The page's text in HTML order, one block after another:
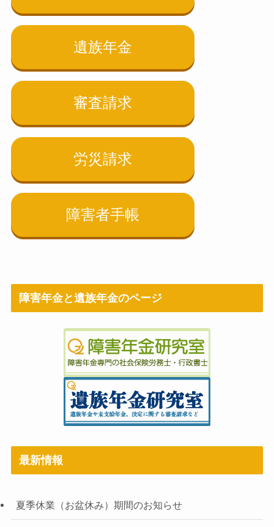
遺族年金
審査請求
労災請求
障害者手帳
障害年金と遺族年金のページ
最新情報
夏季休業（お盆休み）期間のお知らせ